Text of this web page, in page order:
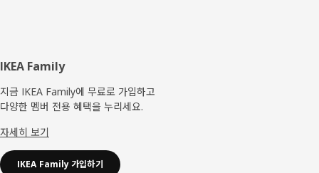
푸
터
IKEA Family
지금 IKEA Family에 무료로 가입하고
다양한 멤버 전용 혜택을 누리세요.
자세히 보기
IKEA Family 가입하기